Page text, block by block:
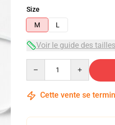
Size
M
L
Voir le guide des tailles
Cette vente se